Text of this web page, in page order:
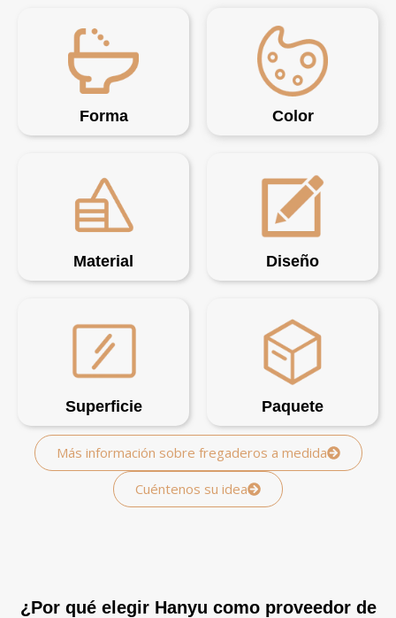
Forma Color
Material Diseño
Superficie Paquete
Más información sobre fregaderos a medida
Cuéntenos su idea
¿Por qué elegir Hanyu como proveedor de